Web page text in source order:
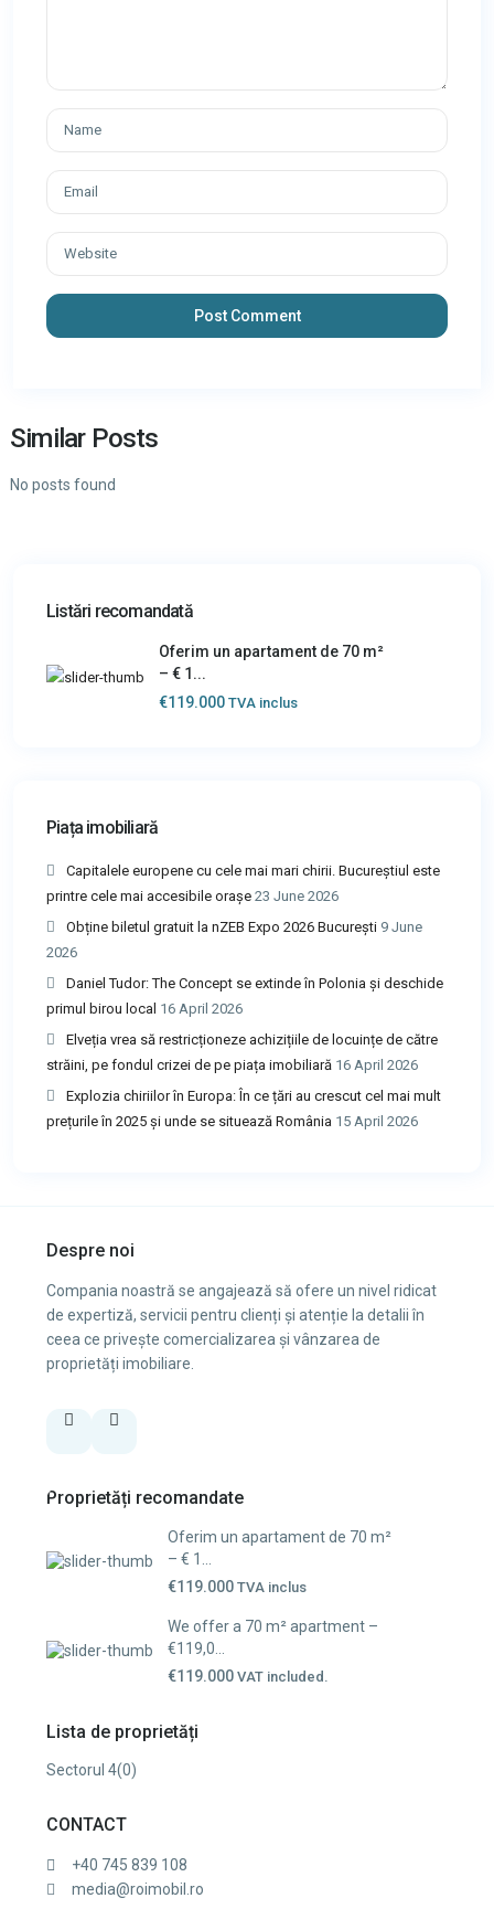
Similar Posts
No posts found
Listări recomandată
Oferim un apartament de 70 m²
– € 1...
€119.000 TVA inclus
Piața imobiliară
Capitalele europene cu cele mai mari chirii. Bucureștiul este
printre cele mai accesibile orașe 23 June 2026
Obține biletul gratuit la nZEB Expo 2026 București 9 June
2026
Daniel Tudor: The Concept se extinde în Polonia și deschide
primul birou local 16 April 2026
Elveția vrea să restricționeze achizițiile de locuințe de către
străini, pe fondul crizei de pe piața imobiliară 16 April 2026
Explozia chiriilor în Europa: În ce țări au crescut cel mai mult
prețurile în 2025 și unde se situează România 15 April 2026
Despre noi
Compania noastră se angajează să ofere un nivel ridicat
de expertiză, servicii pentru clienți și atenție la detalii în
ceea ce privește comercializarea și vânzarea de
proprietăți imobiliare.
Proprietăți recomandate
Oferim un apartament de 70 m²
– € 1...
€119.000 TVA inclus
We offer a 70 m² apartment –
€119,0...
€119.000 VAT included.
Lista de proprietăți
Sectorul 4(0)
CONTACT
+40 745 839 108
media@roimobil.ro